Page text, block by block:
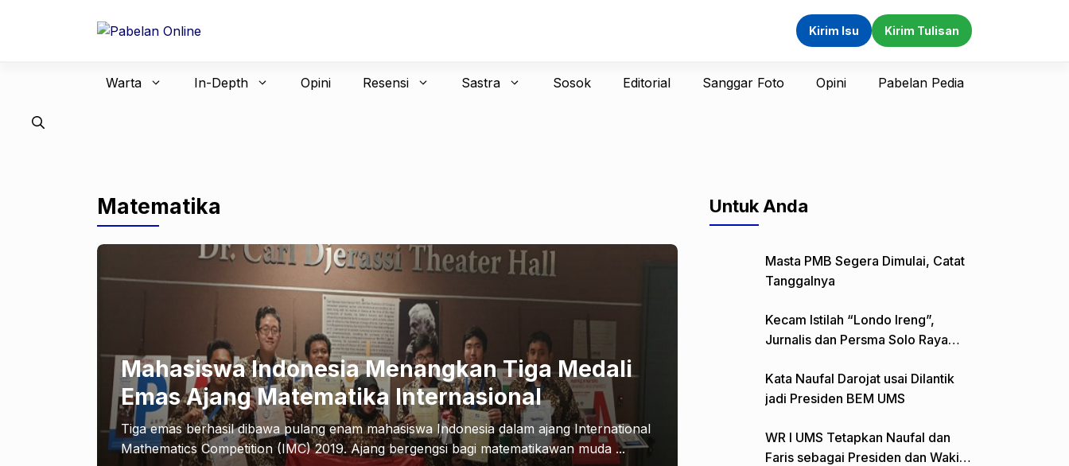
Kirim Isu Kirim Tulisan
Warta In-Depth Opini Resensi Sastra Sosok Editorial Sanggar Foto Opini Pabelan Pedia
Matematika
Mahasiswa Indonesia Menangkan Tiga Medali
Emas Ajang Matematika Internasional
Tiga emas berhasil dibawa pulang enam mahasiswa Indonesia dalam ajang International
Mathematics Competition (IMC) 2019. Ajang bergengsi bagi matematikawan muda ...
Untuk Anda
Masta PMB Segera Dimulai, Catat
Tanggalnya
Kecam Istilah “Londo Ireng”,
Jurnalis dan Persma Solo Raya
Kata Naufal Darojat usai Dilantik
jadi Presiden BEM UMS
WR I UMS Tetapkan Naufal dan
Faris sebagai Presiden dan Wakil